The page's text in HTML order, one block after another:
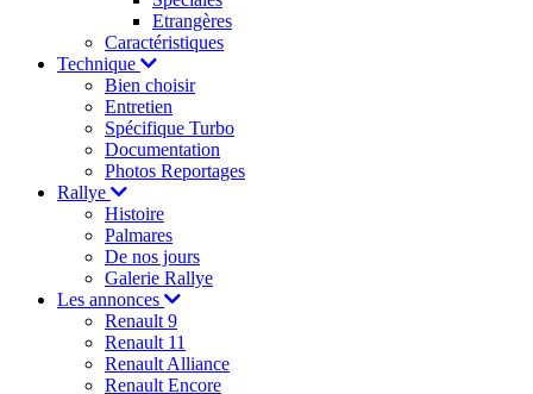
Etrangères
Caractéristiques
Technique
Bien choisir
Entretien
Spécifique Turbo
Documentation
Photos Reportages
Rallye
Histoire
Palmares
De nos jours
Galerie Rallye
Les annonces
Renault 9
Renault 11
Renault Alliance
Renault Encore